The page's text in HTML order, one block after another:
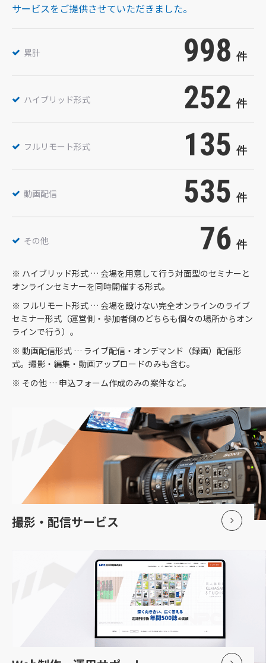
サービスをご提供させていただきました。
累計 998 件
ハイブリッド形式 252 件
フルリモート形式 135 件
動画配信 535 件
その他 76 件
※ ハイブリッド形式 … 会場を用意して行う対面型のセミナーと
オンラインセミナーを同時開催する形式。
※ フルリモート形式 … 会場を設けない完全オンラインのライブ
セミナー形式（運営側・参加者側のどちらも個々の場所からオン
ラインで行う）。
※ 動画配信形式 … ライブ配信・オンデマンド（録画）配信形
式。撮影・編集・動画アップロードのみも含む。
※ その他 … 申込フォーム作成のみの案件など。
撮影・配信サービス